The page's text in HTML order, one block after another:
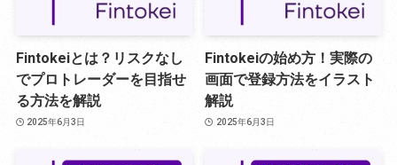
Fintokeiとは？リスクなし
でプロトレーダーを目指せ
る方法を解説
2025年6月3日
Fintokeiの始め方！実際の
画面で登録方法をイラスト
解説
2025年6月3日